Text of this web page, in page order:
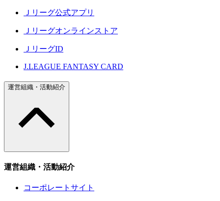
Ｊリーグ公式アプリ
Ｊリーグオンラインストア
ＪリーグID
J.LEAGUE FANTASY CARD
運営組織・活動紹介
運営組織・活動紹介
コーポレートサイト